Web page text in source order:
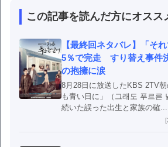
この記事を読んだ方にオスス
【最終回ネタバレ】「そ
5％で完走 すり替え事件
の抱擁に涙
8月28日に放送したKBS 2TV
も青い日に」（그래도 푸르른
続いた誤った出生と家族の確...